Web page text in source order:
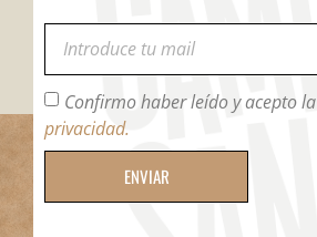
Confirmo haber leído y acepto la
privacidad.
ENVIAR